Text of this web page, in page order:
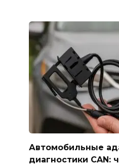
Автомобильные
диагностики CAN: